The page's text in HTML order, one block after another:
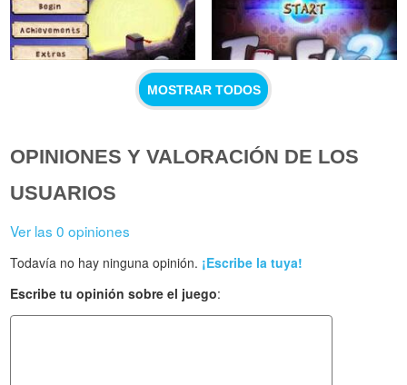
MOSTRAR TODOS
OPINIONES Y VALORACIÓN DE LOS
USUARIOS
Ver las 0 opiniones
Todavía no hay ninguna opinión. ¡Escribe la tuya!
Escribe tu opinión sobre el juego: